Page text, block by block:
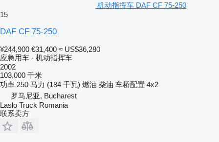
机动指挥车 DAF CF 75-250
15
DAF CF 75-250
¥244,900 €31,400 ≈ US$36,280
应急用车 - 机动指挥车
2002
103,000 千米
功率 250 马力 (184 千瓦) 燃油 柴油 车桥配置 4x2
罗马尼亚, Bucharest
Laslo Truck Romania
联系卖方